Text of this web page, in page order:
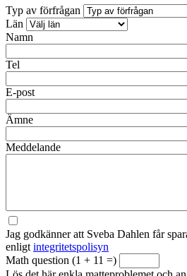
Typ av förfrågan
Län
Namn
Tel
E-post
Ämne
Meddelande
Jag godkänner att Sveba Dahlen får
enligt integritetspolisyn
Math question (1 + 11 =)